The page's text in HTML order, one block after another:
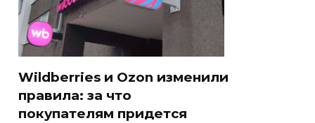
Wildberries и Ozon изменили
правила: за что
покупателям придется